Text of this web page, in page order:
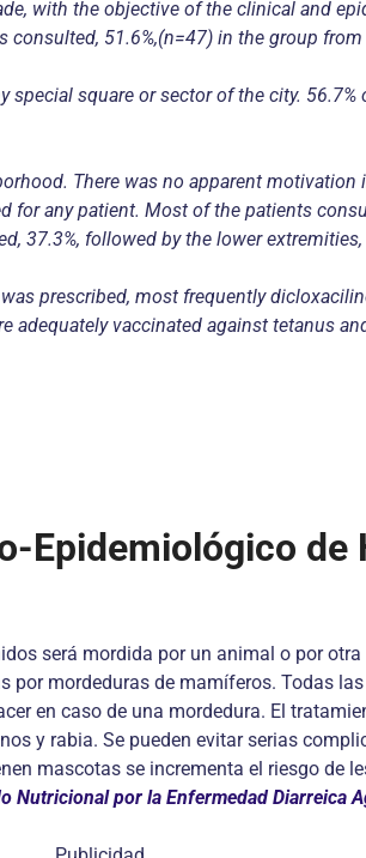
with the objective of the clinical and
51.6%,(n=47) in the group
square or sector of the city.
There was no apparent
any patient. Most of the patients
37.3%, followed by the lower
prescribed, most frequently
vaccinated against tetanus
de
será mordida por un animal o por
mordeduras de mamíferos. Todas
en caso de una mordedura. El
y rabia. Se pueden evitar serias
mascotas se incrementa el riesgo de
Nutricional por la Enfermedad Diarreica